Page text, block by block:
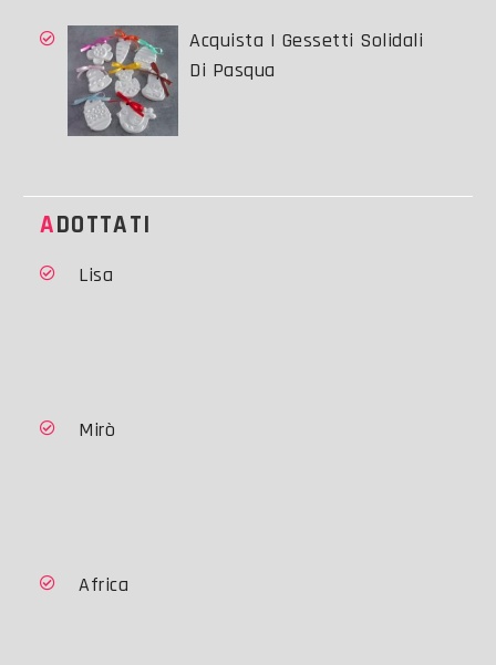
Acquista I Gessetti Solidali
Di Pasqua
ADOTTATI
Lisa
Mirò
Africa